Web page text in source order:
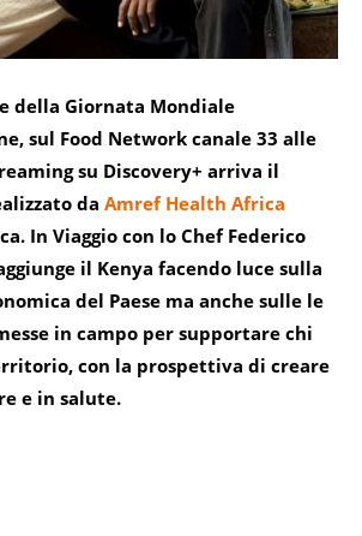
della Giornata Mondiale
sul Food Network canale 33 alle
su Discovery+ arriva il
da Amref Health Africa
In Viaggio con lo Chef Federico
il Kenya facendo luce sulla
del Paese ma anche sulle le
in campo per supportare chi
con la prospettiva di creare
e in salute.